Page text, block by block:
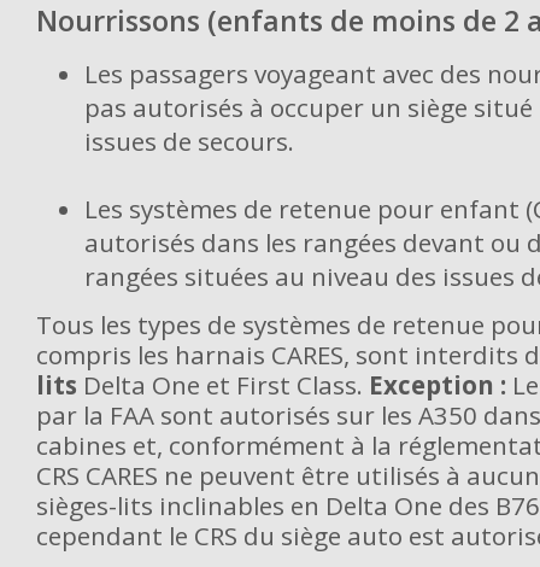
Nourrissons (enfants de moins de 2
Les passagers voyageant avec des
pas autorisés à occuper un siège
issues de secours.
Les systèmes de retenue pour enfant
autorisés dans les rangées devant ou
rangées situées au niveau des issues
Tous les types de systèmes de retenue
compris les harnais CARES, sont interdits
lits Delta One et First Class. Exception :
par la FAA sont autorisés sur les A350
cabines et, conformément à la
CRS CARES ne peuvent être utilisés à
sièges-lits inclinables en Delta One des
cependant le CRS du siège auto est